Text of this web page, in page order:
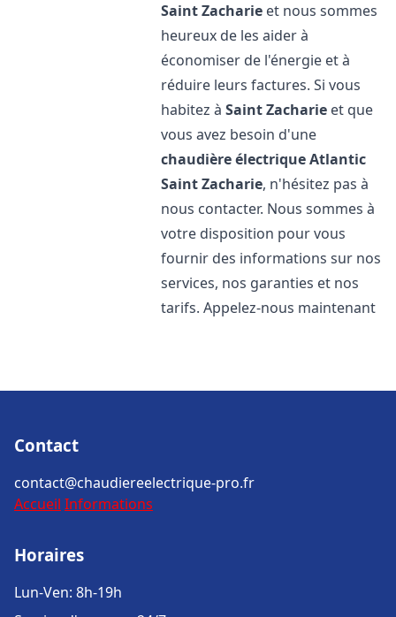
Saint Zacharie et nous sommes
heureux de les aider à
économiser de l'énergie et à
réduire leurs factures. Si vous
habitez àSaint Zacharie et que
vous avez besoin d'une
chaudière électrique Atlantic
Saint Zacharie, n'hésitez pas à
nous contacter. Nous sommes à
votre disposition pour vous
fournir des informations sur nos
services, nos garanties et nos
tarifs. Appelez-nous maintenant
Contact
contact@chaudiereelectrique-pro.fr
Accueil Informations
Horaires
Lun-Ven: 8h-19h